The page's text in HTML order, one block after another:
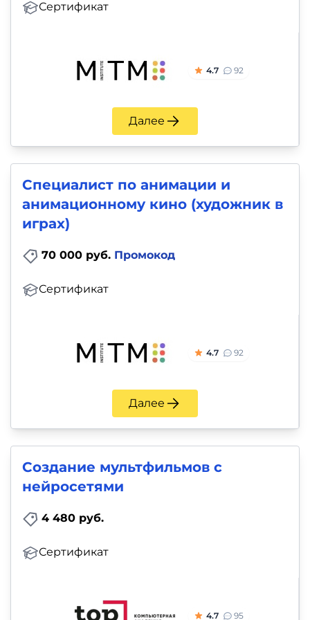
Сертификат
4.7 92
Далее
Специалист по анимации и
анимационному кино (художник в
играх)
70 000 руб. Промокод
Сертификат
4.7 92
Далее
Создание мультфильмов с
нейросетями
4 480 руб.
Сертификат
4.7 95